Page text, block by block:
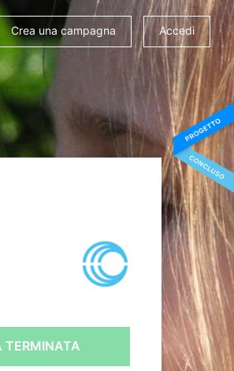
Crea una campagna Accedi
TERMINATA